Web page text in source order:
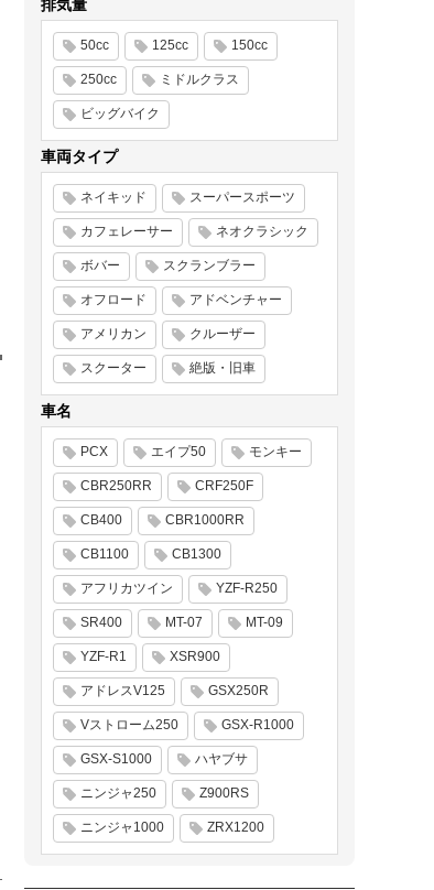
排気量
50cc 125cc 150cc
250cc ミドルクラス
ビッグバイク
車両タイプ
ネイキッド スーパースポーツ
カフェレーサー ネオクラシック
ボバー スクランブラー
オフロード アドベンチャー
アメリカン クルーザー
スクーター 絶版・旧車
車名
PCX エイプ50 モンキー
CBR250RR CRF250F
CB400 CBR1000RR
CB1100 CB1300
アフリカツイン YZF-R250
SR400 MT-07 MT-09
YZF-R1 XSR900
アドレスV125 GSX250R
Vストローム250 GSX-R1000
GSX-S1000 ハヤブサ
ニンジャ250 Z900RS
ニンジャ1000 ZRX1200